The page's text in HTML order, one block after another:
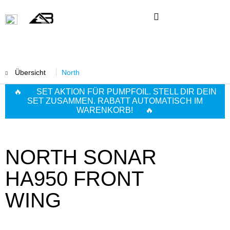
Übersicht North
🔥 SET AKTION FÜR PUMPFOIL. STELL DIR DEIN
SET ZUSAMMEN. RABATT AUTOMATISCH IM
WARENKORB! 🔥
NORTH SONAR
HA950 FRONT
WING